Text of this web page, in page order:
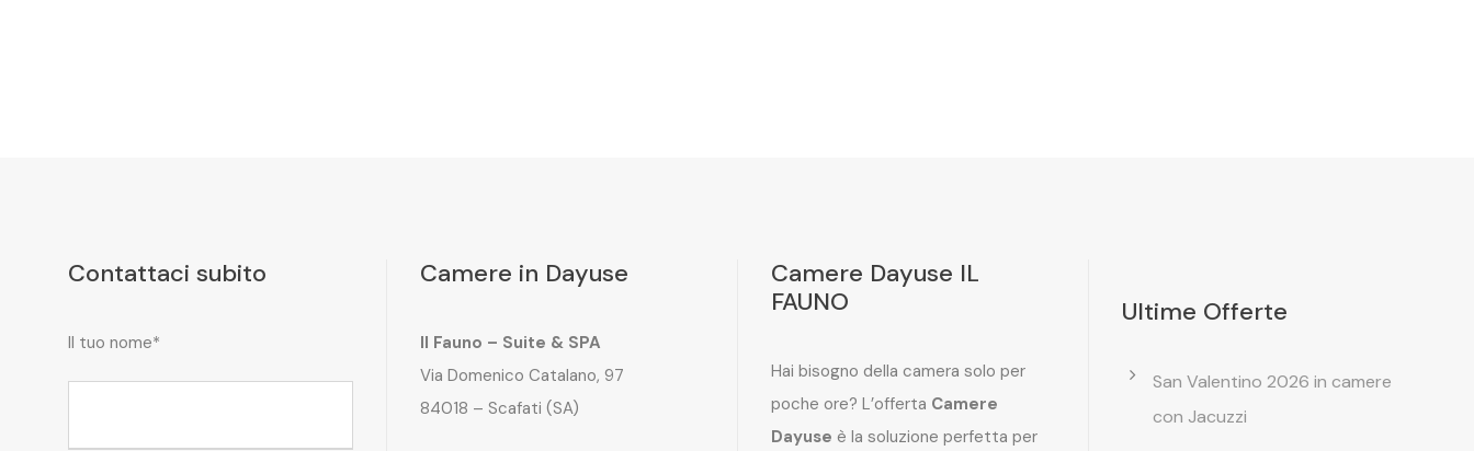
Contattaci subito
Il tuo nome*
Camere in Dayuse
Il Fauno – Suite & SPA
Via Domenico Catalano, 97
84018 – Scafati (SA)
Camere Dayuse IL
FAUNO
Hai bisogno della camera solo per
poche ore? L’offerta Camere
Dayuse è la soluzione perfetta per
Ultime Offerte
San Valentino 2026 in camere
con Jacuzzi